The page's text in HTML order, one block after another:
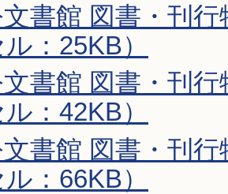
書館 図書・刊
：25KB）
書館 図書・刊
：42KB）
書館 図書・刊
：66KB）